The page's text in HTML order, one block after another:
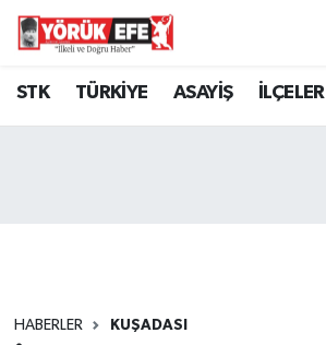
STK TÜRKİYE ASAYİŞ İLÇELER
HABERLER KUŞADASI
Aydın Nöbetçi Eczaneler